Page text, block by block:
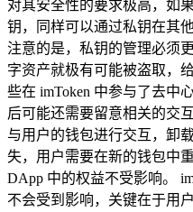
对其安全性的要求极高，如
钥，同样可以通过私钥在其
注意的是，私钥的管理必须
字资产就极有可能被盗取，
些在 imToken 中参与了去中
后可能还需要留意相关的交
与用户的钱包进行交互，卸
失，用户需要在新的钱包中
DApp 中的权益不受影响。
不会受到影响，关键在于用